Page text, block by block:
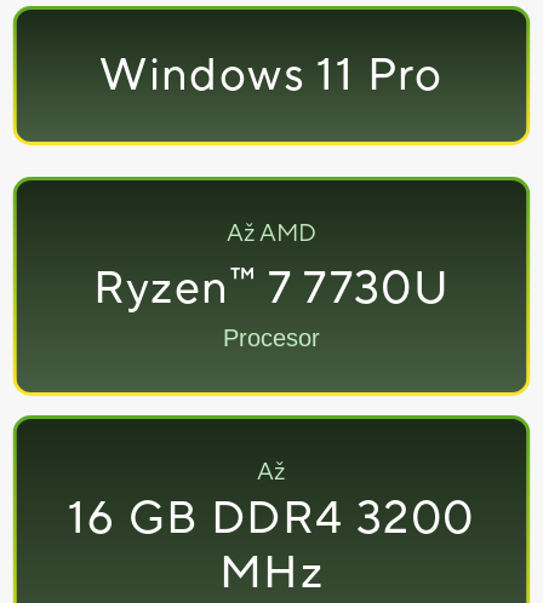
Windows 11 Pro
Až AMD
Ryzen™ 7 7730U
Procesor
Až
16 GB DDR4 3200
MHz